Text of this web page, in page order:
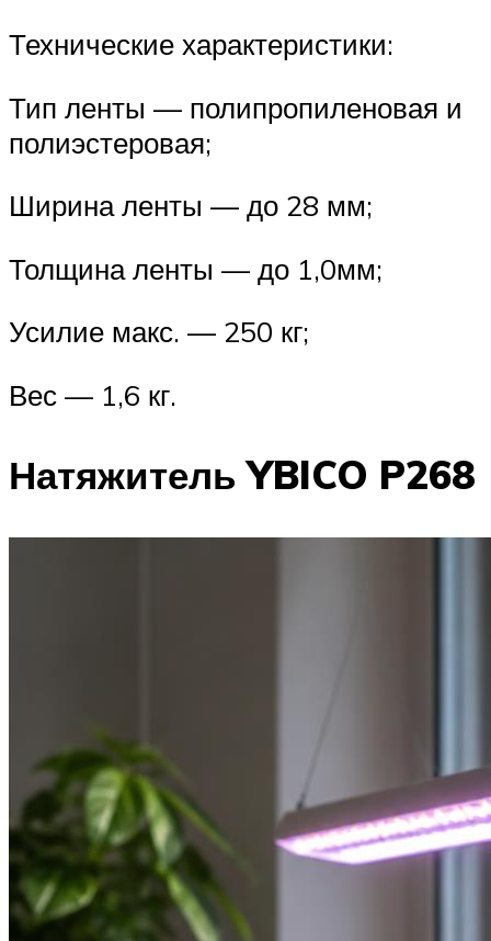
Технические характеристики:
Тип ленты — полипропиленовая и
полиэстеровая;
Ширина ленты — до 28 мм;
Толщина ленты — до 1,0мм;
Усилие макс. — 250 кг;
Вес — 1,6 кг.
Натяжитель YBICO P268